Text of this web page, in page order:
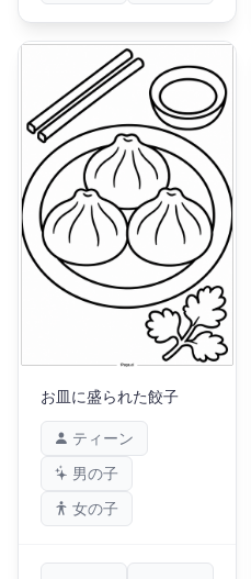
お皿に盛られた餃子
ティーン
男の子
女の子